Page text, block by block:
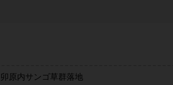
卯原内サンゴ草群落地